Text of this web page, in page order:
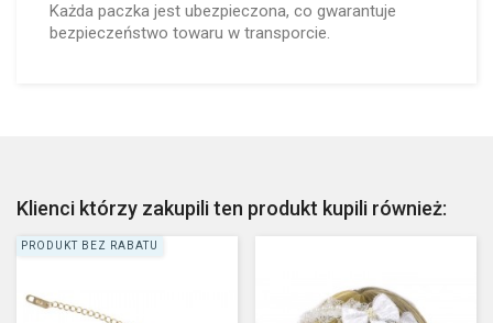
Każda paczka jest ubezpieczona, co gwarantuje
bezpieczeństwo towaru w transporcie.
Klienci którzy zakupili ten produkt kupili również:
PRODUKT BEZ RABATU